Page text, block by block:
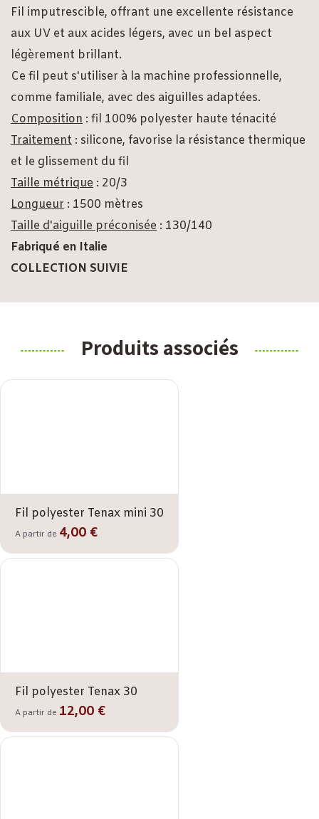
Fil imputrescible, offrant une excellente résistance
aux UV et aux acides légers, avec un bel aspect
légèrement brillant.
Ce fil peut s'utiliser à la machine professionnelle,
comme familiale, avec des aiguilles adaptées.
Composition : fil 100% polyester haute ténacité
Traitement : silicone, favorise la résistance thermique
et le glissement du fil
Taille métrique : 20/3
Longueur : 1500 mètres
Taille d'aiguille préconisée : 130/140
Fabriqué en Italie
COLLECTION SUIVIE
Produits associés
Fil polyester Tenax mini 30
A partir de 4,00 €
Fil polyester Tenax 30
A partir de 12,00 €